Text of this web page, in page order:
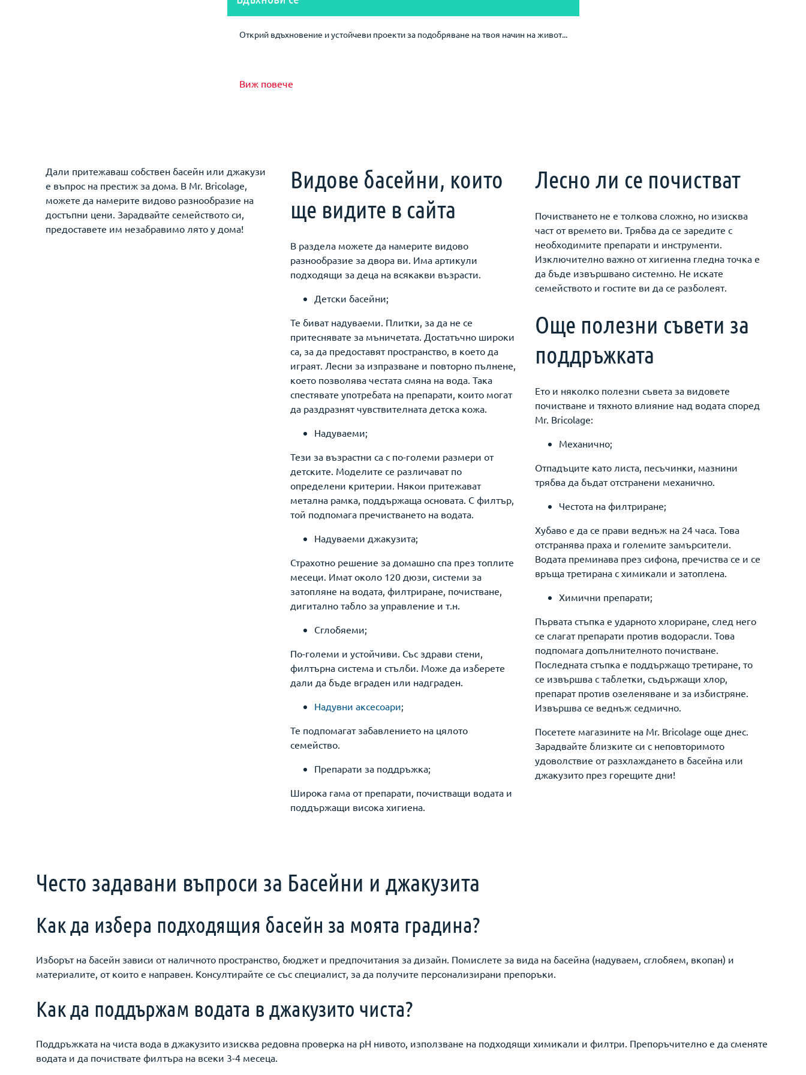
Открий вдъхновение и устойчеви проекти за подобряване на твоя начин на живот...
Виж повече
Дали притежаваш собствен басейн или джакузи
е въпрос на престиж за дома. В Mr. Bricolage,
можете да намерите видово разнообразие на
достъпни цени. Зарадвайте семейството си,
предоставете им незабравимо лято у дома!
Видове басейни, които
ще видите в сайта
В раздела можете да намерите видово
разнообразие за двора ви. Има артикули
подходящи за деца на всякакви възрасти.
Детски басейни;
Те биват надуваеми. Плитки, за да не се
притеснявате за мъничетата. Достатъчно широки
са, за да предоставят пространство, в което да
играят. Лесни за изпразване и повторно пълнене,
което позволява честата смяна на вода. Така
спестявате употребата на препарати, които могат
да раздразнят чувствителната детска кожа.
Надуваеми;
Тези за възрастни са с по-големи размери от
детските. Моделите се различават по
определени критерии. Някои притежават
метална рамка, поддържаща основата. С филтър,
той подпомага пречистването на водата.
Надуваеми джакузита;
Страхотно решение за домашно спа през топлите
месеци. Имат около 120 дюзи, системи за
затопляне на водата, филтриране, почистване,
дигитално табло за управление и т.н.
Сглобяеми;
По-големи и устойчиви. Със здрави стени,
филтърна система и стълби. Може да изберете
дали да бъде вграден или надграден.
Надувни аксесоари;
Те подпомагат забавлението на цялото
семейство.
Препарати за поддръжка;
Широка гама от препарати, почистващи водата и
поддържащи висока хигиена.
Лесно ли се почистват
Почистването не е толкова сложно, но изисква
част от времето ви. Трябва да се заредите с
необходимите препарати и инструменти.
Изключително важно от хигиенна гледна точка е
да бъде извършвано системно. Не искате
семейството и гостите ви да се разболеят.
Още полезни съвети за
поддръжката
Ето и няколко полезни съвета за видовете
почистване и тяхното влияние над водата според
Mr. Bricolage:
Механично;
Отпадъците като листа, песъчинки, мазнини
трябва да бъдат отстранени механично.
Честота на филтриране;
Хубаво е да се прави веднъж на 24 часа. Това
отстранява праха и големите замърсители.
Водата преминава през сифона, пречиства се и се
връща третирана с химикали и затоплена.
Химични препарати;
Първата стъпка е ударното хлориране, след него
се слагат препарати против водорасли. Това
подпомага допълнителното почистване.
Последната стъпка е поддържащо третиране, то
се извършва с таблетки, съдържащи хлор,
препарат против озеленяване и за избистряне.
Извършва се веднъж седмично.
Посетете магазините на Mr. Bricolage още днес.
Зарадвайте близките си с неповторимото
удоволствие от разхлаждането в басейна или
джакузито през горещите дни!
Често задавани въпроси за Басейни и джакузита
Как да избера подходящия басейн за моята градина?
Изборът на басейн зависи от наличното пространство, бюджет и предпочитания за дизайн. Помислете за вида на басейна (надуваем, сглобяем, вкопан) и
материалите, от които е направен. Консултирайте се със специалист, за да получите персонализирани препоръки.
Как да поддържам водата в джакузито чиста?
Поддръжката на чиста вода в джакузито изисква редовна проверка на pH нивото, използване на подходящи химикали и филтри. Препоръчително е да сменяте
водата и да почиствате филтъра на всеки 3-4 месеца.